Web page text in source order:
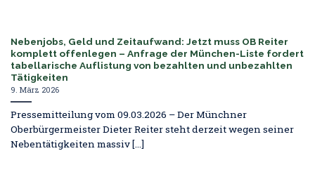
Nebenjobs, Geld und Zeitaufwand: Jetzt muss OB Reiter
komplett offenlegen – Anfrage der München-Liste fordert
tabellarische Auflistung von bezahlten und unbezahlten
Tätigkeiten
9. März 2026
Pressemitteilung vom 09.03.2026 – Der Münchner
Oberbürgermeister Dieter Reiter steht derzeit wegen seiner
Nebentätigkeiten massiv [...]